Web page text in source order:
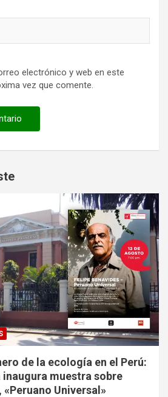
electrónico y web en este
vez que comente.
de la ecología en el Perú:
muestra sobre
«Peruano Universal»